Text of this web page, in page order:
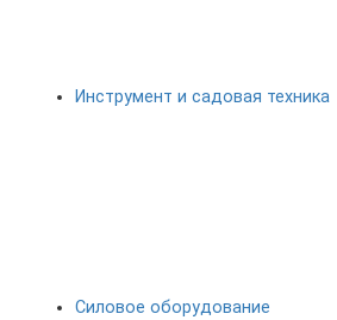
Инструмент и садовая техника
Силовое оборудование